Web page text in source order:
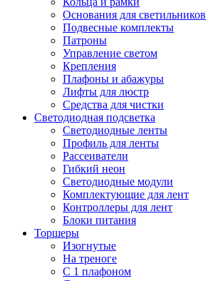
Основания для светильников
Подвесные комплекты
Патроны
Управление светом
Крепления
Плафоны и абажуры
Лифты для люстр
Средства для чистки
Светодиодная подсветка
Светодиодные ленты
Профиль для ленты
Рассеиватели
Гибкий неон
Светодиодные модули
Комплектующие для лент
Контроллеры для лент
Блоки питания
Торшеры
Изогнутые
На треноге
С 1 плафоном